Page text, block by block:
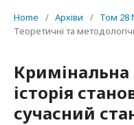
Home / Архіви / Том 28
Теоретичні та
Кримінальна
історія
сучасний